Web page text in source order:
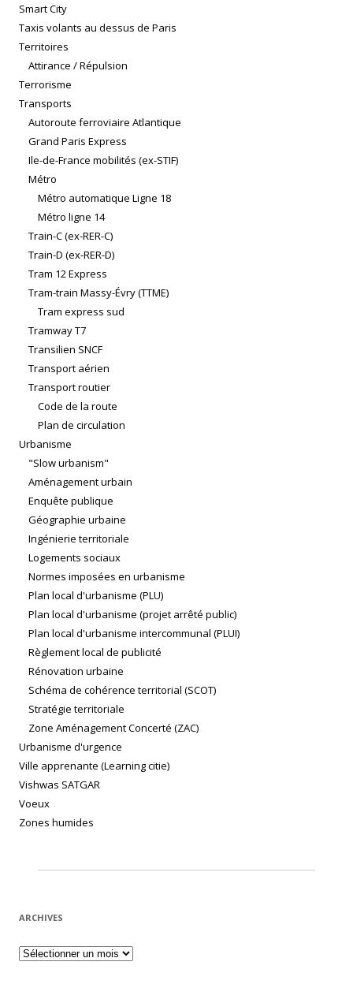
Smart City
Taxis volants au dessus de Paris
Territoires
Attirance / Répulsion
Terrorisme
Transports
Autoroute ferroviaire Atlantique
Grand Paris Express
Ile-de-France mobilités (ex-STIF)
Métro
Métro automatique Ligne 18
Métro ligne 14
Train-C (ex-RER-C)
Train-D (ex-RER-D)
Tram 12 Express
Tram-train Massy-Évry (TTME)
Tram express sud
Tramway T7
Transilien SNCF
Transport aérien
Transport routier
Code de la route
Plan de circulation
Urbanisme
"Slow urbanism"
Aménagement urbain
Enquête publique
Géographie urbaine
Ingénierie territoriale
Logements sociaux
Normes imposées en urbanisme
Plan local d'urbanisme (PLU)
Plan local d'urbanisme (projet arrêté public)
Plan local d'urbanisme intercommunal (PLUI)
Règlement local de publicité
Rénovation urbaine
Schéma de cohérence territorial (SCOT)
Stratégie territoriale
Zone Aménagement Concerté (ZAC)
Urbanisme d'urgence
Ville apprenante (Learning citie)
Vishwas SATGAR
Voeux
Zones humides
ARCHIVES
Archives